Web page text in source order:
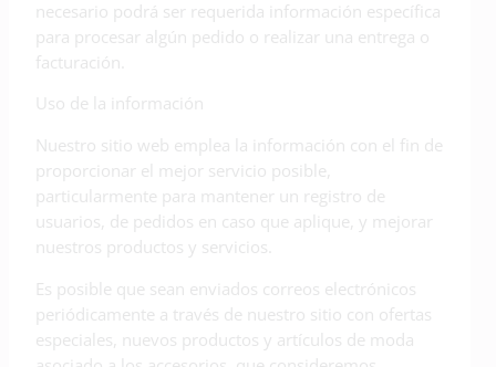
necesario podrá ser requerida información específica
para procesar algún pedido o realizar una entrega o
facturación.
Uso de la información
Nuestro sitio web emplea la información con el fin de
proporcionar el mejor servicio posible,
particularmente para mantener un registro de
usuarios, de pedidos en caso que aplique, y mejorar
nuestros productos y servicios.
Es posible que sean enviados correos electrónicos
periódicamente a través de nuestro sitio con ofertas
especiales, nuevos productos y artículos de moda